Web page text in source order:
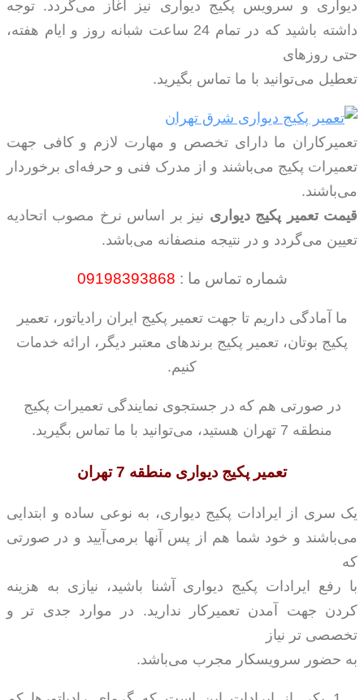
دیواری و سرویس پکیج دیواری نیز آغاز می‌گردد. توجه
داشته باشید که در تمام 24 ساعت شبانه روز و ایام هفته،
حتی روزهای
تعطیل می‌توانید با ما تماس بگیرید.
تعمیرکاران ما دارای تخصص و مهارت لازم و کافی جهت
تعمیرات پکیج می‌باشند و از مدرک فنی و حرفه‌ای برخوردار
می‌باشند.
قیمت تعمیر پکیج دیواری نیز بر اساس نرخ مصوب اتحادیه
تعیین می‌گردد و در نتیجه منصفانه می‌باشد.
شماره تماس ما : 09198393868
ما آمادگی داریم تا جهت تعمیر پکیج ایران رادیاتور، تعمیر
پکیج بوتان، تعمیر پکیج برندهای معتبر دیگر، ارائه خدمات
کنیم.
در صورتی هم که در جستجوی نمایندگی تعمیرات پکیج
منطقه 7 تهران هستید، می‌توانید با ما تماس بگیرید.
تعمیر پکیج دیواری منطقه 7 تهران
یک سری از ایرادات پکیج دیواری، به نوعی ساده و ابتدایی
می‌باشند و خود شما هم از پس آنها برمی‌آیید و در صورتی
که
با رفع ایرادات پکیج دیواری آشنا باشید، نیازی به هزینه
کردن جهت آمدن تعمیرکار ندارید. در موارد جدی تر و
تخصصی تر نیاز
به حضور سرویسکار مجرب می‌باشد.